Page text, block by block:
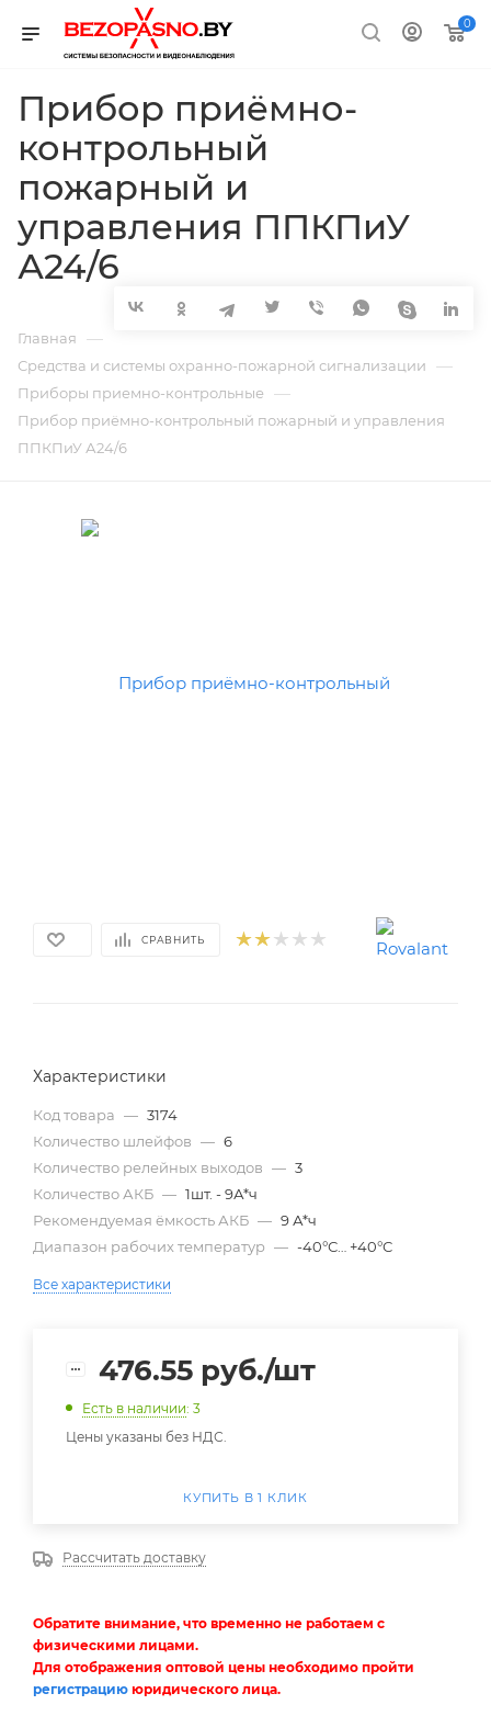
0
Прибор приёмно-
контрольный
пожарный и
управления ППКПиУ
А24/6
Главная —
Средства и системы охранно-пожарной сигнализации —
Приборы приемно-контрольные —
Прибор приёмно-контрольный пожарный и управления
ППКПиУ А24/6
СРАВНИТЬ
Характеристики
Код товара — 3174
Количество шлейфов — 6
Количество релейных выходов — 3
Количество АКБ — 1шт. - 9А*ч
Рекомендуемая ёмкость АКБ — 9 А*ч
Диапазон рабочих температур — -40°С… +40°С
Все характеристики
476.55 руб./шт
Есть в наличии: 3
Цены указаны без НДС.
КУПИТЬ В 1 КЛИК
Рассчитать доставку
Обратите внимание, что временно не работаем с
физическими лицами.
Для отображения оптовой цены необходимо пройти
регистрацию юридического лица.